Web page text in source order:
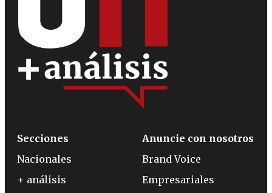
Secciones
Nacionales
+ análisis
Anuncie con nosotros
Brand Voice
Empresariales